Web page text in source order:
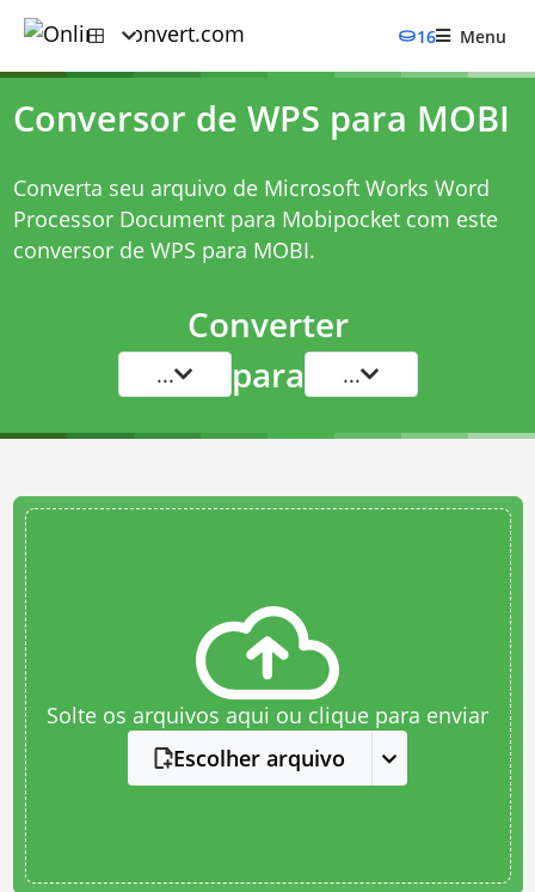
16 Menu
Conversor de WPS para MOBI
Converta seu arquivo de Microsoft Works Word
Processor Document para Mobipocket com este
conversor de WPS para MOBI.
Converter
... para ...
Solte os arquivos aqui ou clique para enviar
Escolher arquivo